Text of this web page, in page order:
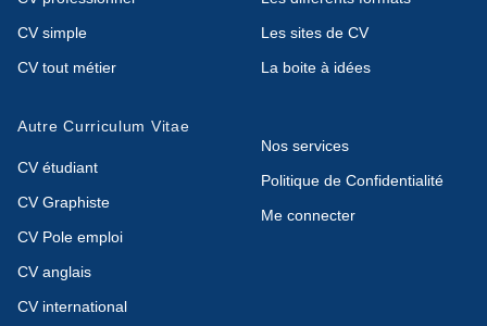
CV simple
CV tout métier
Les sites de CV
La boite à idées
Autre Curriculum Vitae
CV étudiant
CV Graphiste
CV Pole emploi
CV anglais
CV international
Nos services
Politique de Confidentialité
Me connecter